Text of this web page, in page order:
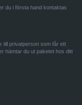
du i första hand kontaktas
till privatperson som får ett
hämtar du ut paketet hos ditt